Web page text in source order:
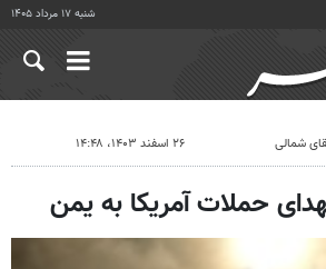
شنبه ۱۷ مرداد ۱۴۰۵
شمالی ۲۶ اسفند ۱۴۰۳، ۱۴:۴۸
حملات آمریکا به یمن